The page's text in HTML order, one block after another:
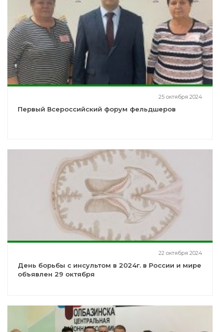
25 октября 2024
Первый Всероссийский форум фельдшеров
22 октября 2024
День борьбы с инсультом в 2024г. в России и мире
объявлен 29 октября